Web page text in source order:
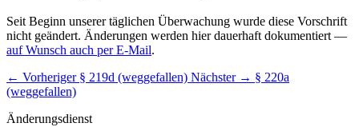
Seit Beginn unserer täglichen Überwachung wurde diese Vorschrift
nicht geändert. Änderungen werden hier dauerhaft dokumentiert —
auf Wunsch auch per E-Mail.
← Vorheriger § 219d (weggefallen) Nächster → § 220a
(weggefallen)
Änderungsdienst